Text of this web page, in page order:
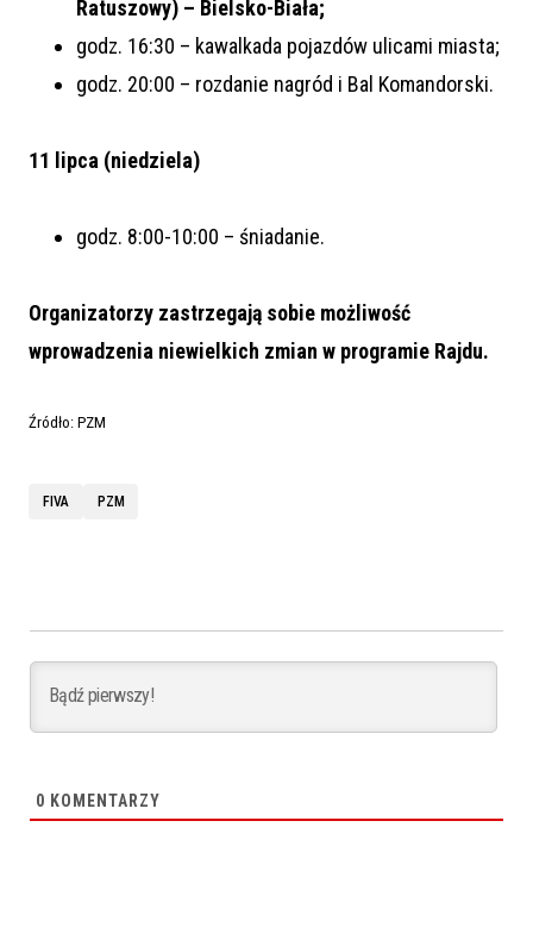
Ratuszowy) – Bielsko-Biała;
godz. 16:30 – kawalkada pojazdów ulicami miasta;
godz. 20:00 – rozdanie nagród i Bal Komandorski.
11 lipca (niedziela)
godz. 8:00-10:00 – śniadanie.
Organizatorzy zastrzegają sobie możliwość
wprowadzenia niewielkich zmian w programie Rajdu.
Źródło: PZM
FIVA PZM
0 KOMENTARZY